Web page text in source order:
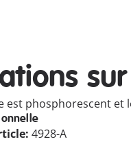
est phosphorescent et
4928-A